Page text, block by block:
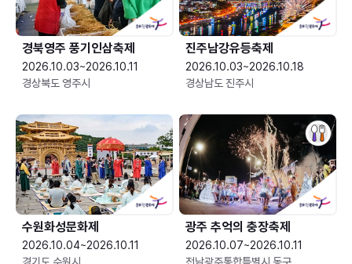
경북영주 풍기인삼축제
2026.10.03~2026.10.11
경상북도 영주시
진주남강유등축제
2026.10.03~2026.10.18
경상남도 진주시
수원화성문화제
2026.10.04~2026.10.11
광주 추억의 충장축제
2026.10.07~2026.10.11